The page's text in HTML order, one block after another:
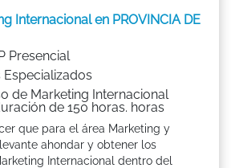
Internacional en PROVINCIA DE
Presencial
Especializados
de Marketing Internacional
de 150 horas. horas
que para el área Marketing y
ahondar y obtener los
Internacional dentro del